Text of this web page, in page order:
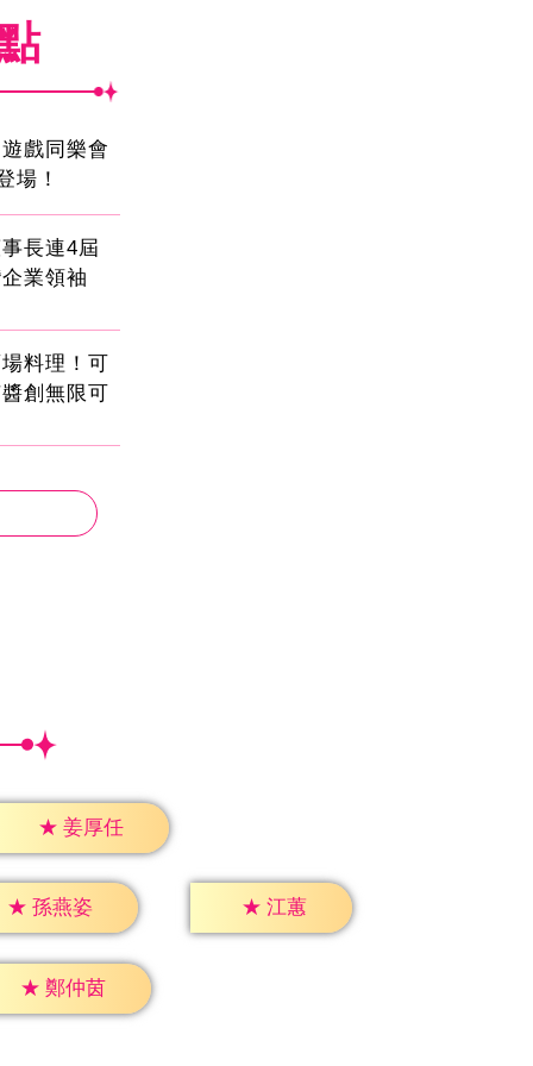
戲同樂會
場！
長連4屆
業領袖
料理！可
創無限可
★ 姜厚任
★ 孫燕姿 ★ 江蕙
★ 鄭仲茵